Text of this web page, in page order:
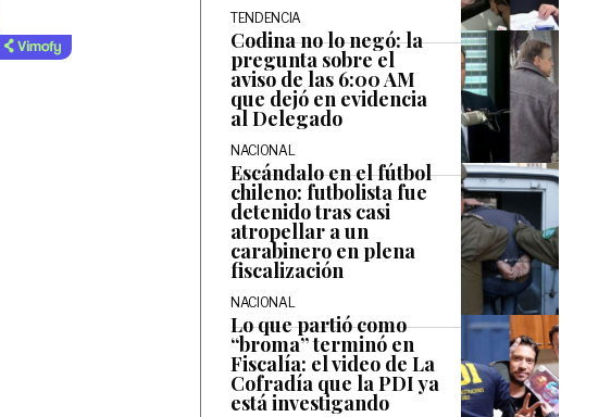
TENDENCIA
Codina no lo negó: la
pregunta sobre el
aviso de las 6:00 AM
que dejó en evidencia
al Delegado
NACIONAL
Escándalo en el fútbol
chileno: futbolista fue
detenido tras casi
atropellar a un
carabinero en plena
fiscalización
NACIONAL
Lo que partió como
“broma” terminó en
Fiscalía: el video de La
Cofradía que la PDI ya
está investigando